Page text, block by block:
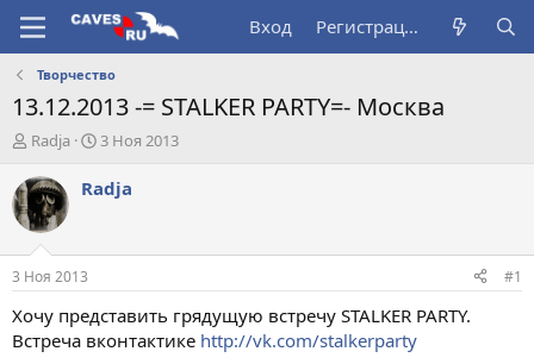
Вход Регистрация
Творчество
13.12.2013 -= STALKER PARTY=- Москва
А
т
о
р
т
е
м
ы
Radja
Д
т
а
л
а
3 Ноя 2013
Radja
3 Ноя 2013 #1
Хочу представить грядущую встречу STALKER PARTY.
Встреча вконтактике http://vk.com/stalkerparty